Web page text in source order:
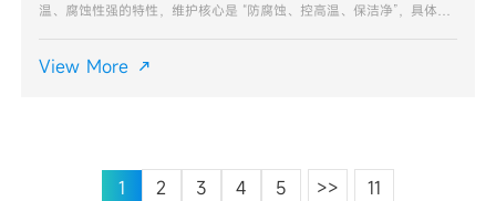
温、腐蚀性强的特性，维护核心是 “防腐蚀、控高温、保洁净”，具体要
点如下：核心部件维护要点螺杆与料筒：采用哈氏合金、镍基合金等耐
腐蚀材质，每次停机后需用专用清洗料（如 P
View More 
1 2 3 4 5 >> 11